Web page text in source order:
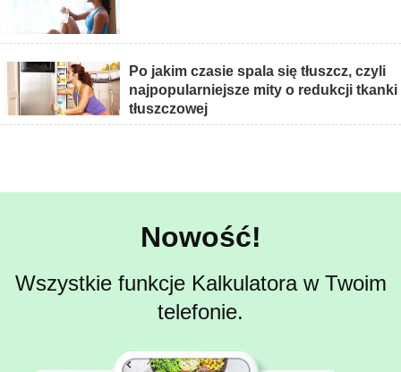
Po jakim czasie spala się tłuszcz, czyli
najpopularniejsze mity o redukcji tkanki
tłuszczowej
Nowość!
Wszystkie funkcje Kalkulatora w Twoim
telefonie.